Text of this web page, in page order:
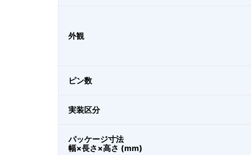
外観
ピン数
実装区分
パッケージ寸法
幅×長さ×高さ (mm)